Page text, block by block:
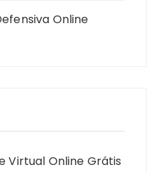
Online
Virtual Online Grátis